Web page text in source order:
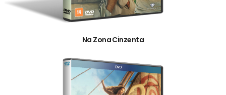
Na Zona Cinzenta